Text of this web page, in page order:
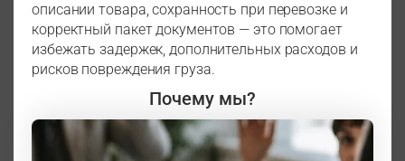
описании товара, сохранность при перевозке и
корректный пакет документов — это помогает
избежать задержек, дополнительных расходов и
рисков повреждения груза.
Почему мы?